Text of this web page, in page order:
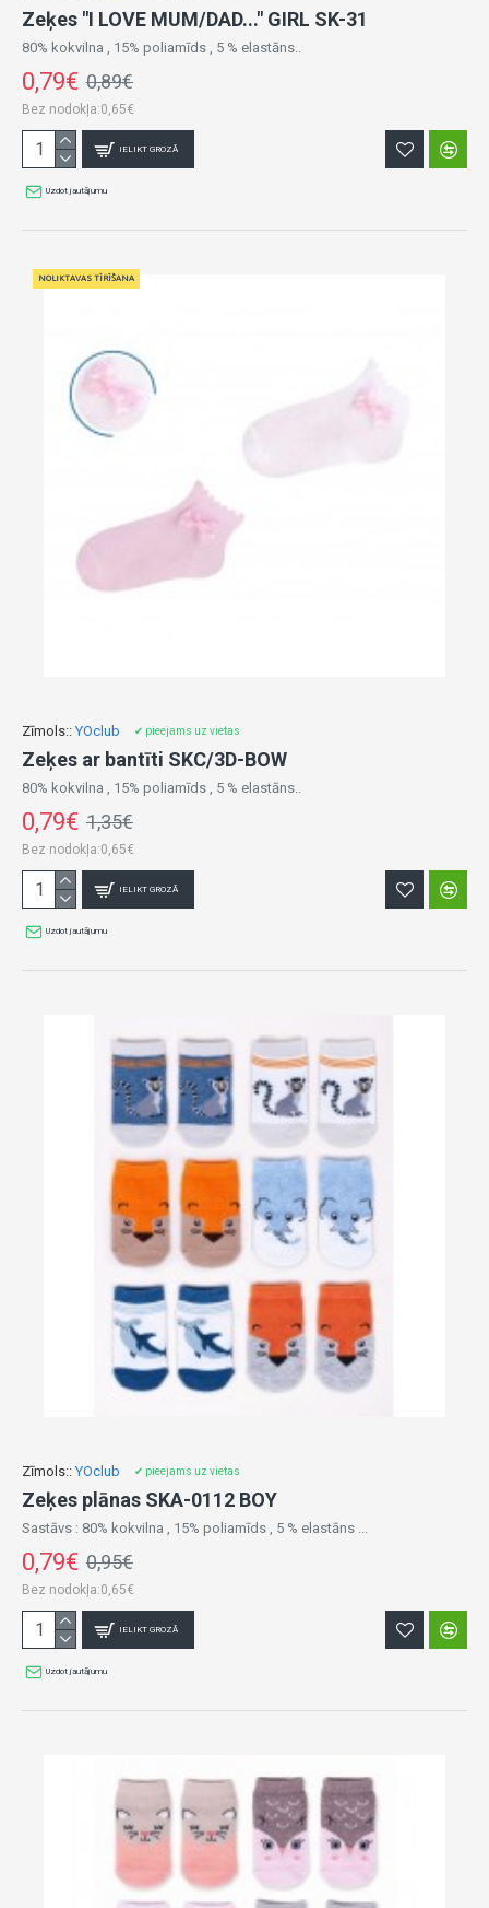
Zeķes "I LOVE MUM/DAD..." GIRL SK-31
80% kokvilna , 15% poliamīds , 5 % elastāns..
0,79€ 0,89€
Bez nodokļa:0,65€
IELIKT GROZĀ
Uzdot jautājumu
NOLIKTAVAS TĪRĪŠANA
Zīmols:: YOclub ✔ pieejams uz vietas
Zeķes ar bantīti SKC/3D-BOW
80% kokvilna , 15% poliamīds , 5 % elastāns..
0,79€ 1,35€
Bez nodokļa:0,65€
IELIKT GROZĀ
Uzdot jautājumu
Zīmols:: YOclub ✔ pieejams uz vietas
Zeķes plānas SKA-0112 BOY
Sastāvs : 80% kokvilna , 15% poliamīds , 5 % elastāns ...
0,79€ 0,95€
Bez nodokļa:0,65€
IELIKT GROZĀ
Uzdot jautājumu